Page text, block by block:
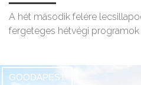
A hét második felére
fergeteges hétvégi programok
GOODAPEST